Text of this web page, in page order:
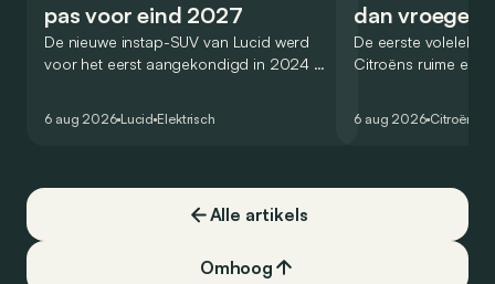
pas voor eind 2027
De nieuwe instap-SUV van Lucid werd
voor het eerst aangekondigd in 2024 en
constructeur vervoegen.
6 aug 2026 Lucid Elektrisch
dan vroeger
De eerste
Citroëns ruime en
dat ook gelukt?
6 aug 2026 Citroën
Alle artikels
Omhoog